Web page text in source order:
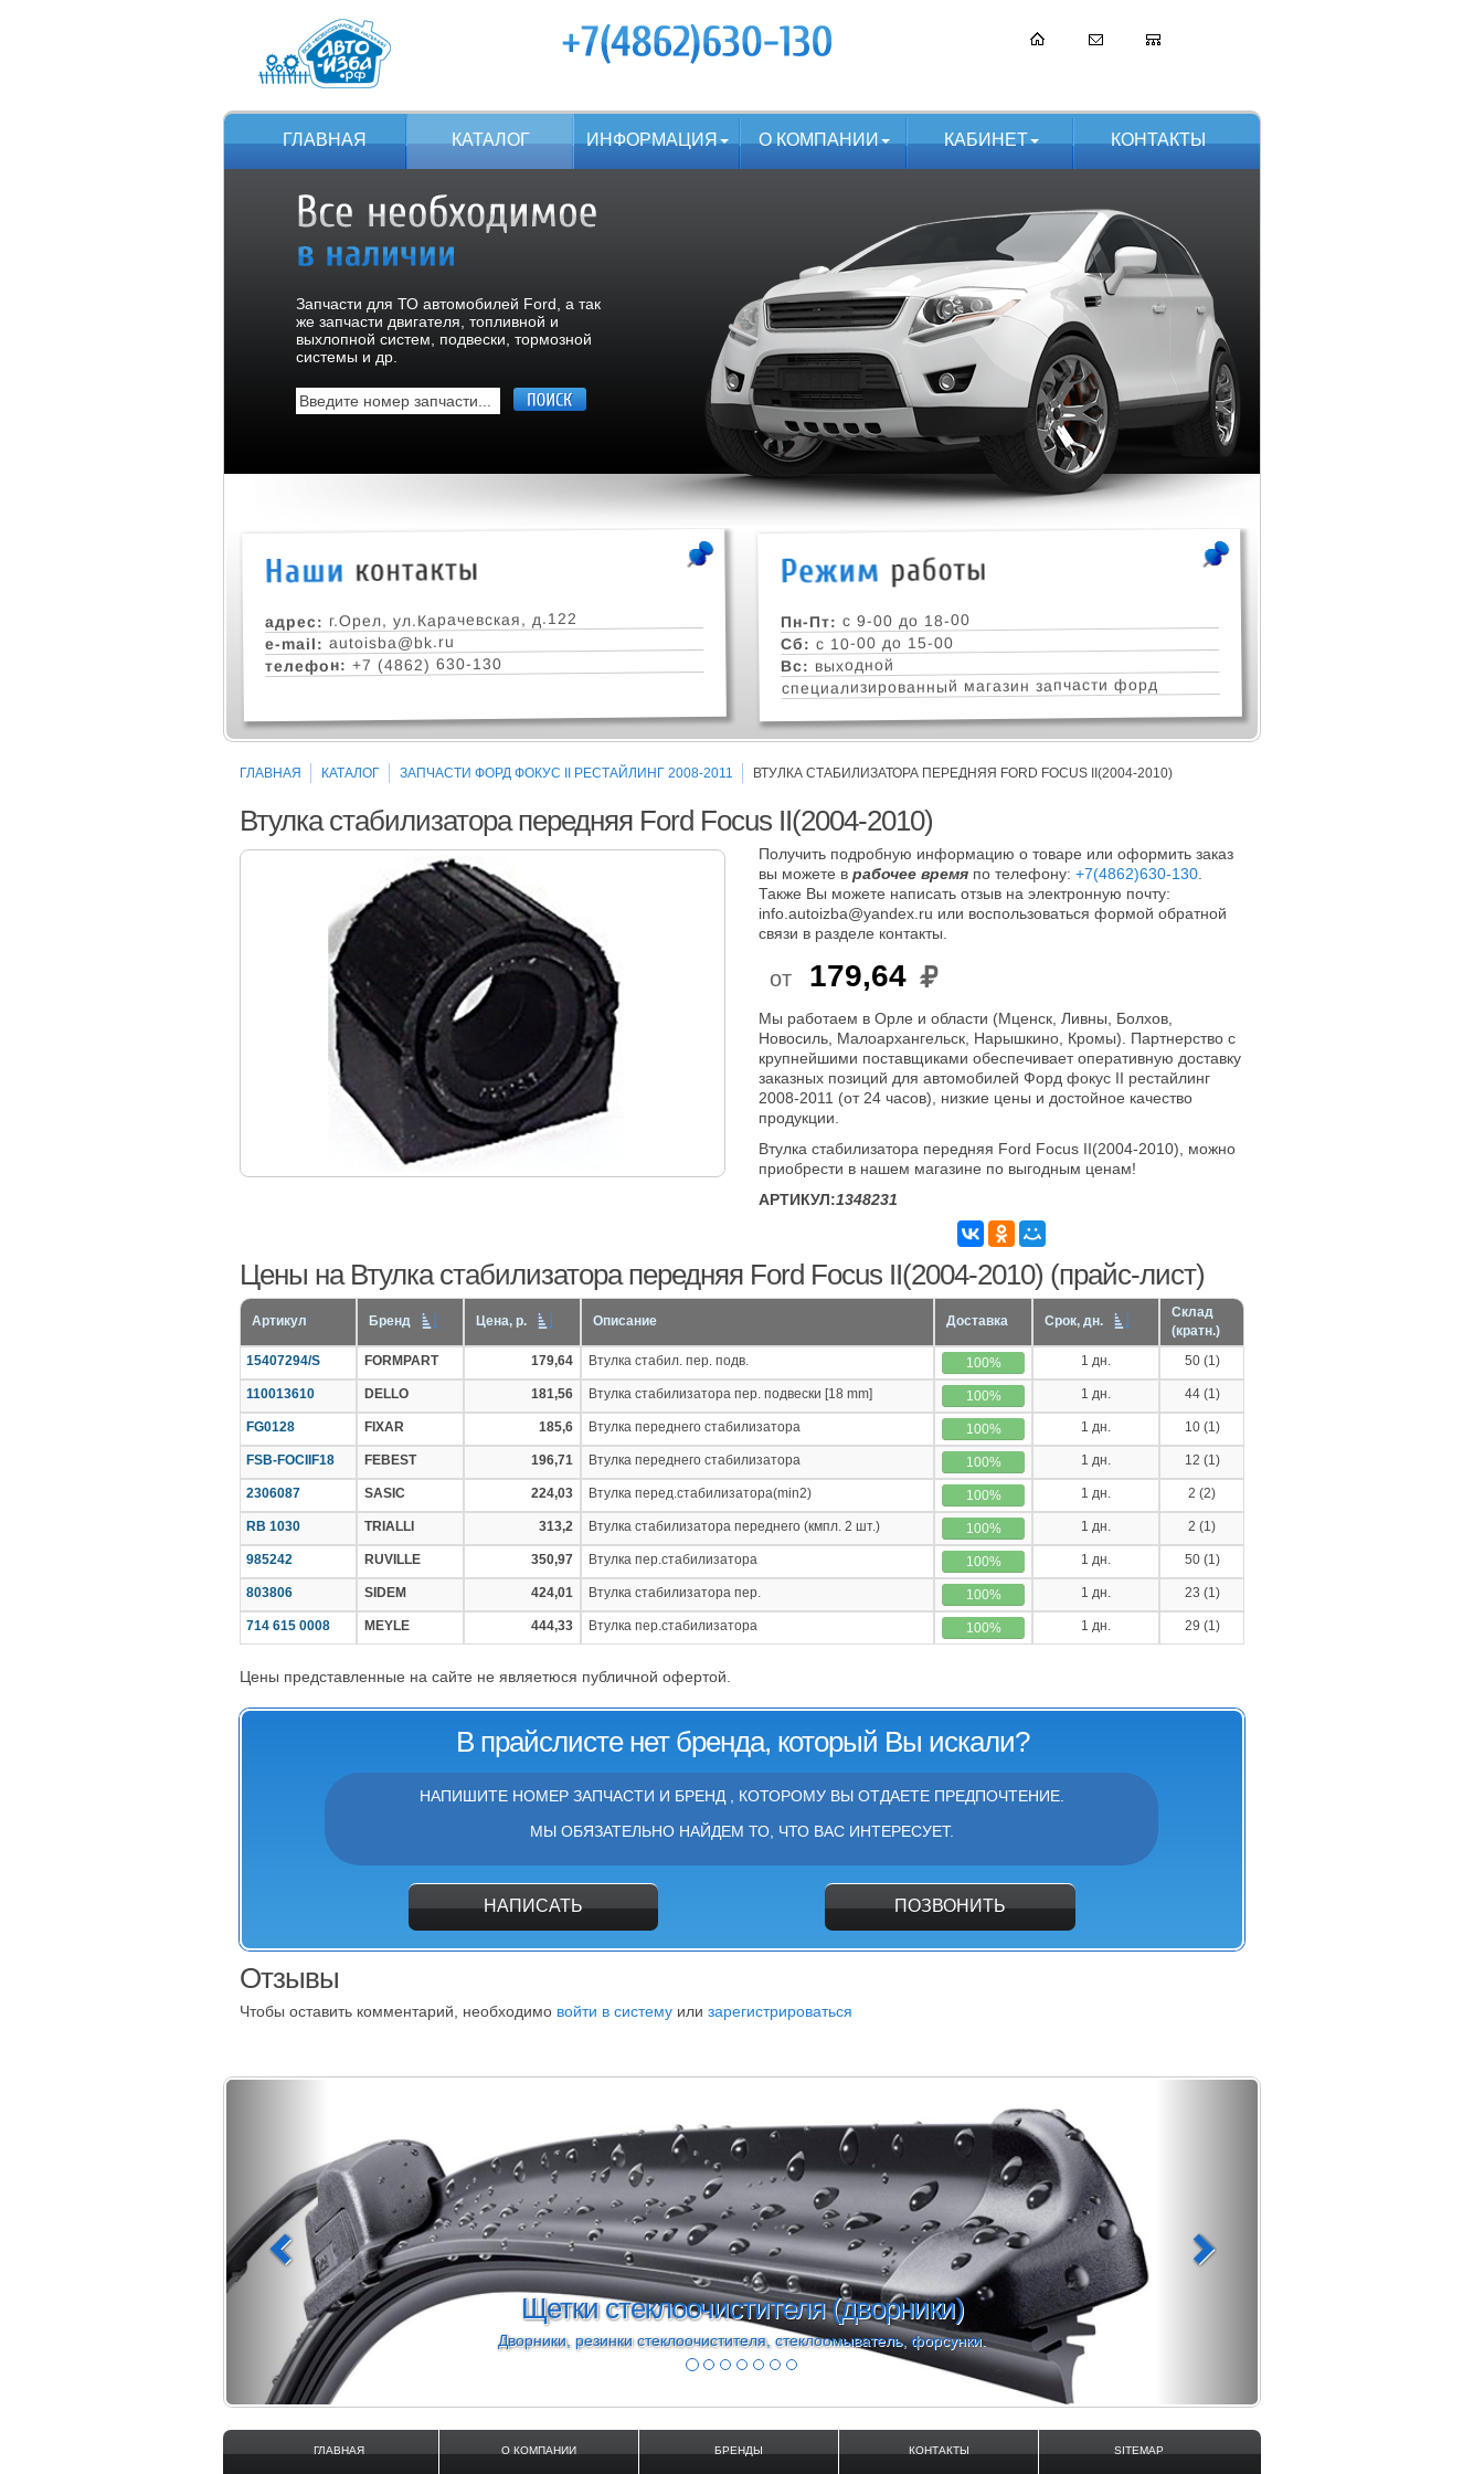
ГЛАВНАЯ КАТАЛОГ ИНФОРМАЦИЯ О КОМПАНИИ КАБИНЕТ КОНТАКТЫ
Запчасти для ТО автомобилей Ford, а так
же запчасти двигателя, топливной и
выхлопной систем, подвески, тормозной
системы и др.
адрес: г.Орел, ул.Карачевская, д.122
e-mail: autoisba@bk.ru
телефон: +7 (4862) 630-130
Пн-Пт: с 9-00 до 18-00
Сб: с 10-00 до 15-00
Вс: выходной
специализированный магазин запчасти форд
ГЛАВНАЯ КАТАЛОГ ЗАПЧАСТИ ФОРД ФОКУС II РЕСТАЙЛИНГ 2008-2011 ВТУЛКА СТАБИЛИЗАТОРА ПЕРЕДНЯЯ FORD FOCUS II(2004-2010)
Втулка стабилизатора передняя Ford Focus II(2004-2010)
Получить подробную информацию о товаре или оформить заказ
вы можете в рабочее время по телефону: +7(4862)630-130
Также Вы можете написать отзыв на электронную почту:
info.autoizba@yandex.ru или воспользоваться формой обратной
связи в разделе контакты.
от 179,64
Мы работаем в Орле и области (Мценск, Ливны, Болхов,
Новосиль, Малоархангельск, Нарышкино, Кромы). Партнерство с
крупнейшими поставщиками обеспечивает оперативную доставку
заказных позиций для автомобилей Форд фокус II рестайлинг
2008-2011 (от 24 часов), низкие цены и достойное качество
продукции.
Втулка стабилизатора передняя Ford Focus II(2004-2010), можно
приобрести в нашем магазине по выгодным ценам!
АРТИКУЛ:1348231
Цены на Втулка стабилизатора передняя Ford Focus II(2004-2010) (прайс-лист)
Артикул Бренд Цена, р. Описание Доставка Срок, дн.
Склад
(кратн.)
15407294/S
FORMPART 179,64 Втулка стабил. пер. подв. 100% 1 дн. 50 (1)
110013610 DELLO 181,56 Втулка стабилизатора пер. подвески [18 mm] 100% 1 дн. 44 (1)
FG0128 FIXAR 185,6 Втулка переднего стабилизатора 100% 1 дн. 10 (1)
FSB-FOCIIF18 FEBEST 196,71 Втулка переднего стабилизатора 100% 1 дн. 12 (1)
2306087 SASIC 224,03 Втулка перед.cтабилизатора(min2) 100% 1 дн. 2 (2)
RB 1030 TRIALLI 313,2 Втулка стабилизатора переднего (кмпл. 2 шт.) 100% 1 дн. 2 (1)
985242 RUVILLE 350,97 Втулка пер.стабилизатора 100% 1 дн. 50 (1)
803806 SIDEM 424,01 Втулка стабилизатора пер. 100% 1 дн. 23 (1)
714 615 0008 MEYLE 444,33 Втулка пер.стабилизатора 100% 1 дн. 29 (1)
Цены представленные на сайте не являетюся публичной офертой.
В прайслисте нет бренда, который Вы искали?
НАПИШИТЕ НОМЕР ЗАПЧАСТИ И БРЕНД , КОТОРОМУ ВЫ ОТДАЕТЕ ПРЕДПОЧТЕНИЕ.
МЫ ОБЯЗАТЕЛЬНО НАЙДЕМ ТО, ЧТО ВАС ИНТЕРЕСУЕТ.
НАПИСАТЬ ПОЗВОНИТЬ
Отзывы
Чтобы оставить комментарий, необходимо войти в систему или зарегистрироваться
Моторное масло Ford Formula
Масло 5w30 форд формула, 5w20 Castrol, Motul 913C, 913D.
ГЛАВНАЯ О КОМПАНИИ БРЕНДЫ КОНТАКТЫ SITEMAP